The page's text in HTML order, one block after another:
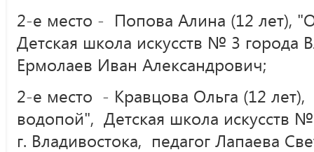
2-е место - Попова Алина (12 лет),
Детская школа искусств № 3 города
Ермолаев Иван Александрович;
2-е место - Кравцова Ольга (12
водопой", Детская школа искусств
г. Владивостока, педагог Лапаева